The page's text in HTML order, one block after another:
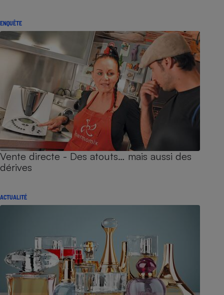
ENQUÊTE
Vente directe - Des atouts… mais aussi des
dérives
ACTUALITÉ